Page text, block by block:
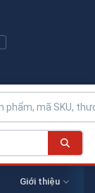
Giới thiệu